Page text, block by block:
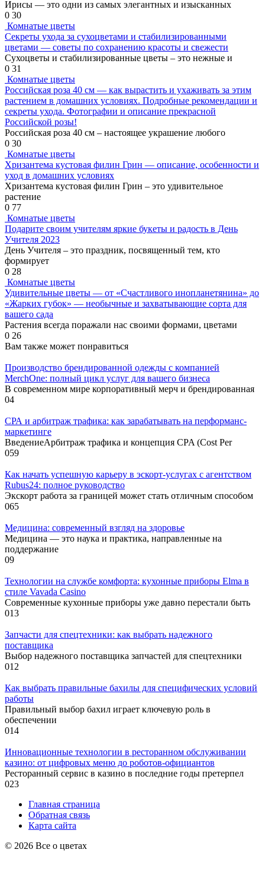
Ирисы — это одни из самых элегантных и изысканных
0 30
Комнатые цветы
Секреты ухода за сухоцветами и стабилизированными
цветами — советы по сохранению красоты и свежести
Сухоцветы и стабилизированные цветы – это нежные и
0 31
Комнатые цветы
Российская роза 40 см — как вырастить и ухаживать за этим
растением в домашних условиях. Подробные рекомендации и
секреты ухода. Фотографии и описание прекрасной
Российской розы!
Российская роза 40 см – настоящее украшение любого
0 30
Комнатые цветы
Хризантема кустовая филин Грин — описание, особенности и
уход в домашних условиях
Хризантема кустовая филин Грин – это удивительное
растение
0 77
Комнатые цветы
Подарите своим учителям яркие букеты и радость в День
Учителя 2023
День Учителя – это праздник, посвященный тем, кто
формирует
0 28
Комнатые цветы
Удивительные цветы — от «Счастливого инопланетянина» до
«Жарких губок» — необычные и захватывающие сорта для
вашего сада
Растения всегда поражали нас своими формами, цветами
0 26
Вам также может понравиться
Производство брендированной одежды с компанией
MerchOne: полный цикл услуг для вашего бизнеса
В современном мире корпоративный мерч и брендированная
04
СРА и арбитраж трафика: как зарабатывать на перформанс-
маркетинге
ВведениеАрбитраж трафика и концепция CPA (Cost Per
059
Как начать успешную карьеру в эскорт-услугах с агентством
Rubus24: полное руководство
Экскорт работа за границей может стать отличным способом
065
Медицина: современный взгляд на здоровье
Медицина — это наука и практика, направленные на
поддержание
09
Технологии на службе комфорта: кухонные приборы Elma в
стиле Vavada Casino
Современные кухонные приборы уже давно перестали быть
013
Запчасти для спецтехники: как выбрать надежного
поставщика
Выбор надежного поставщика запчастей для спецтехники
012
Как выбрать правильные бахилы для специфических условий
работы
Правильный выбор бахил играет ключевую роль в
обеспечении
014
Инновационные технологии в ресторанном обслуживании
казино: от цифровых меню до роботов-официантов
Ресторанный сервис в казино в последние годы претерпел
023
Главная страница
Обратная связь
Карта сайта
© 2026 Все о цветах